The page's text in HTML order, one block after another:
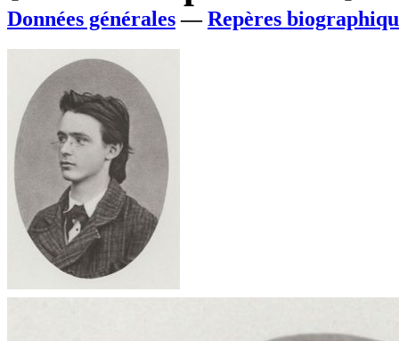
Données générales—Repères